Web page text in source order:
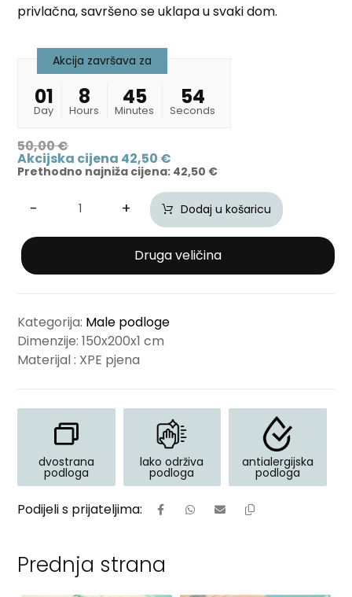
privlačna, savršeno se uklapa u svaki dom.
Akcija završava za
01
Day
8
Hours
45
Minutes
53
Seconds
50,00€
Akcijska cijena 42,50 €
Prethodno najniža cijena: 42,50 €
- + Dodaj u košaricu
Druga veličina
Kategorija: Male podloge
Dimenzije: 150x200x1 cm
Materijal : XPE pjena
dvostrana
podloga
lako održiva
podloga
antialergijska
podloga
Prednja strana